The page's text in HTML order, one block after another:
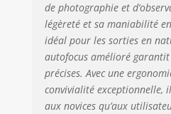
de photographie et
légèreté et sa maniabilité
idéal pour les sorties en
autofocus amélioré garantit
précises. Avec une
convivialité exceptionnelle,
aux novices qu’aux